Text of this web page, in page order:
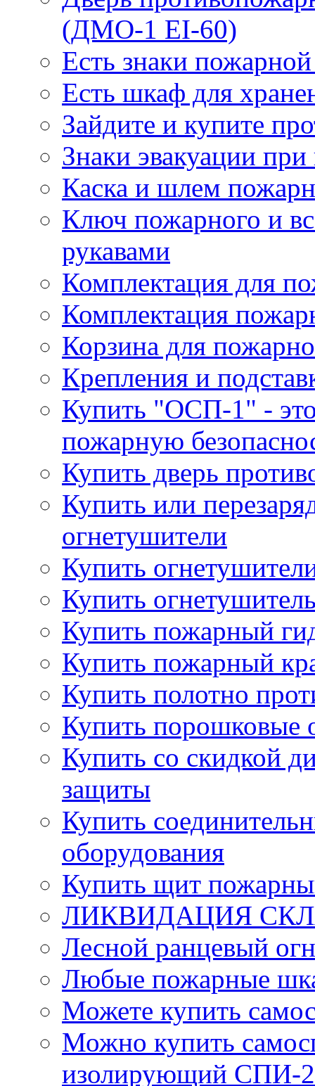
(ДМО-1 EI-60)
Есть знаки
Есть шкаф для
Зайдите и купите
Знаки эвакуации
Каска и шлем
Ключ пожарного и
рукавами
Комплектация для
Комплектация
Корзина для
Крепления и
Купить "ОСП-1" - это
пожарную
Купить дверь
Купить или
огнетушители
Купить
Купить
Купить пожарный
Купить пожарный
Купить полотно
Купить порошковые
Купить со скидкой
защиты
Купить
оборудования
Купить щит
ЛИКВИДАЦИЯ
Лесной ранцевый
Любые пожарные
Можете купить
Можно купить
изолирующий СПИ-